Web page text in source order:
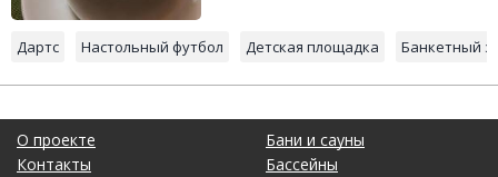
Дартс Настольный футбол Детская площадка Банкетный
О проекте
Контакты
Бани и сауны
Бассейны